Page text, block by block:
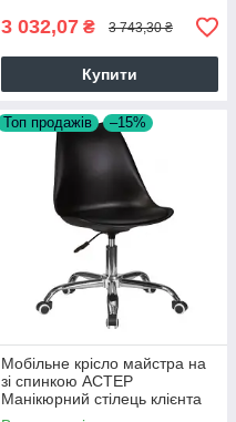
3 032,07 ₴ 3 743,30 ₴
Купити
Топ продажів –15%
Мобільне крісло майстра на
зі спинкою АСТЕР
Манікюрний стілець клієнта